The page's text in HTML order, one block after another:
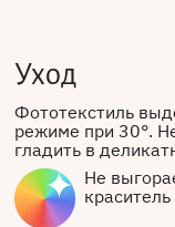
Уход
Фототекстиль
режиме при 30°.
гладить в
Не